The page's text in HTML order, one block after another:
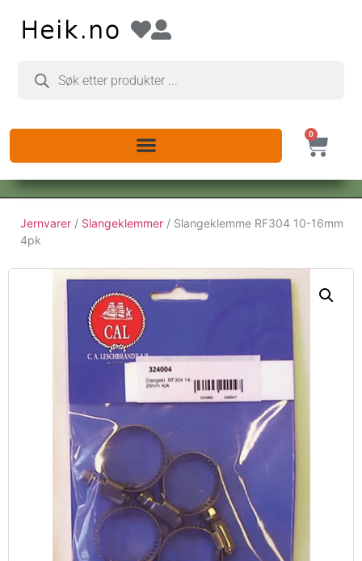
0
Jernvarer / Slangeklemmer / Slangeklemme RF304 10-16mm
4pk